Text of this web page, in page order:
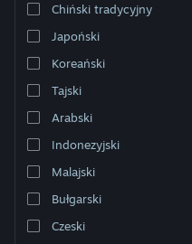
Zmień język
Pobierz aplikację mobilną
Wersja przeglądarkowa
Chiński tradycyjny
Japoński
Koreański
Tajski
Arabski
Indonezyjski
Malajski
Bułgarski
Czeski
Liczba wyników pasujących do
uwzględniono 2 tytułów na